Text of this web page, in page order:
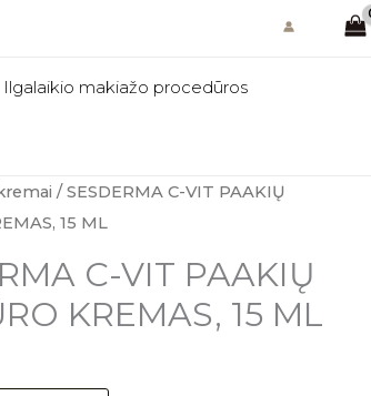
Ilgalaikio makiažo procedūros
/ SESDERMA C-VIT PAAKIŲ
15 ML
C-VIT PAAKIŲ
KREMAS, 15 ML